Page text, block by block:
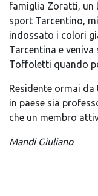
famiglia Zoratti, un
sport Tarcentino,
indossato i colori
Tarcentina e
Toffoletti quando
Residente ormai
in paese sia
che un membro
Mandi Giuliano